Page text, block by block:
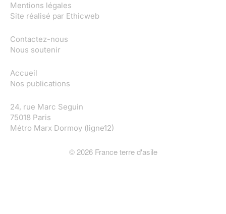
Mentions légales
Site réalisé par Ethicweb
Contactez-nous
Nous soutenir
Accueil
Nos publications
24, rue Marc Seguin
75018 Paris
Métro Marx Dormoy (ligne12)
©2026France terre d'asile